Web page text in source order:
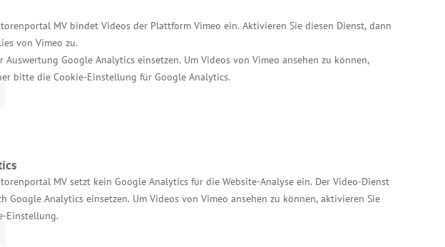
MV bindet Videos der Plattform Vimeo ein. Aktivieren Sie diesen Dienst, dann
von Vimeo zu.
Auswertung Google Analytics einsetzen. Um Videos von Vimeo ansehen zu können,
bitte die Cookie-Einstellung für Google Analytics.
MV setzt kein Google Analytics für die Website-Analyse ein. Der Video-Dienst
Google Analytics einsetzen. Um Videos von Vimeo ansehen zu können, aktivieren Sie
Einstellung.
MV Serviceportal
Aktuelle Broschüren und Downloads
Bildnachweis
Barrierefreiheit
Referatsleiter
und –erweiterungen
Ministerium für
Tourismus und
Tel.: +49 385 588-